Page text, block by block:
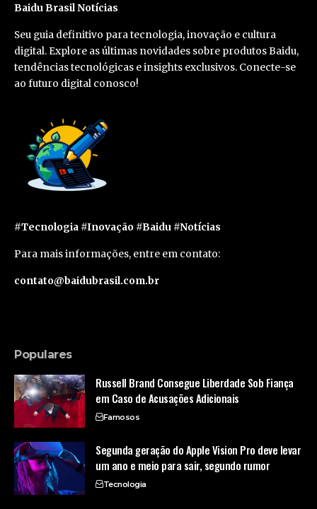
Baidu Brasil Notícias
Seu guia definitivo para tecnologia, inovação e cultura
digital. Explore as últimas novidades sobre produtos Baidu,
tendências tecnológicas e insights exclusivos. Conecte-se
ao futuro digital conosco!
#Tecnologia #Inovação #Baidu #Notícias
Para mais informações, entre em contato:
contato@baidubrasil.com.br
Populares
Russell Brand Consegue Liberdade Sob Fiança
em Caso de Acusações Adicionais
Famosos
Segunda geração do Apple Vision Pro deve levar
um ano e meio para sair, segundo rumor
Tecnologia